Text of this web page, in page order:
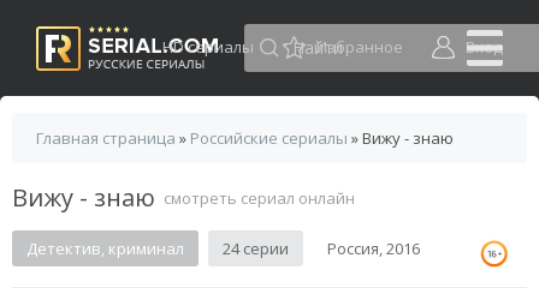
HD сериалы Избранное Вход
Главная страница » Российские сериалы » Вижу - знаю
Вижу - знаю смотреть сериал онлайн
Детектив, криминал 24 серии Россия, 2016